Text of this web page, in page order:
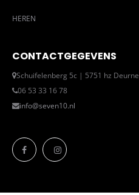
HEREN
CONTACTGEGEVENS
Schuifelenberg 5c | 5751 hz Deurne
06 53 33 16 78
info@seven10.nl